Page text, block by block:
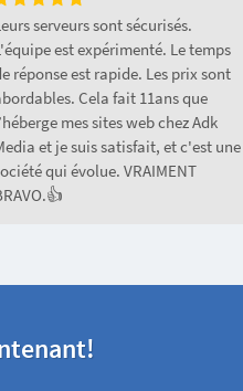
serveurs sont sécurisés.
est expérimenté. Le temps
réponse est rapide. Les prix sont
Cela fait 11ans que
mes sites web chez Adk
et je suis satisfait, et c'est une
qui évolue. VRAIMENT